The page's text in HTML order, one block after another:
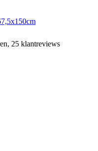
25 klantreviews